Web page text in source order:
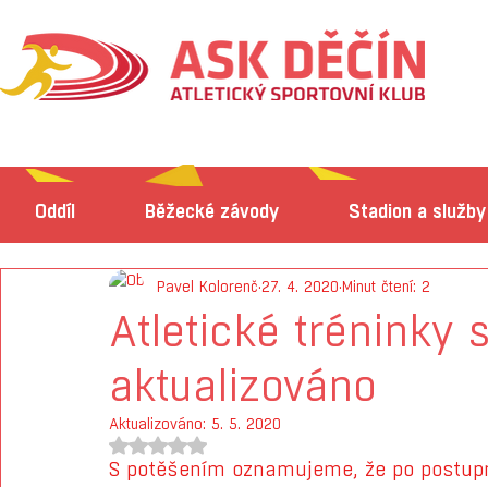
Oddíl Běžecké závody Stadion a služby
Atletické tréninky
aktualizováno
Pavel Kolorenč 27. 4. 2020 Minut čtení: 2
Aktualizováno: 5. 5. 2020
Hodnoceno NaN z 5 hvězdiček.
S potěšením oznamujeme, že po